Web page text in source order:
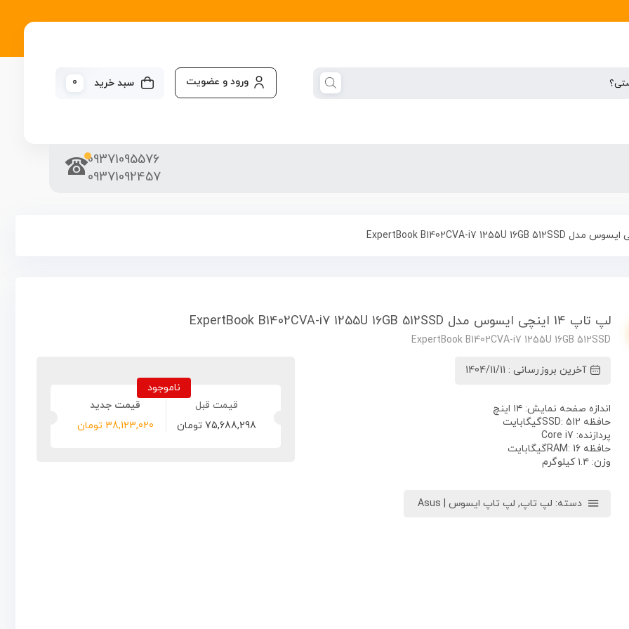
سبد خرید 0 ورود و عضویت
09371095576
09371092457
لپ تاپ 14 اینچی ایسوس مدل ExpertBook B1402CVA-i7 1255U 16GB 512SSD
ExpertBook B1402CVA-i7 1255U 16GB 512SSD
آخرین بروزرسانی : 1404/11/11
اندازه صفحه نمایش: ۱۴ اینچ
حافظه SSD: 512گیگابایت
پردازنده: Core i7
حافظه RAM: 16گیگابایت
وزن: ۱.۴ کیلوگرم
دسته: لپ تاپ, لپ تاپ ایسوس | Asus
ناموجود
75,688,298 تومان 38,123,020 تومان